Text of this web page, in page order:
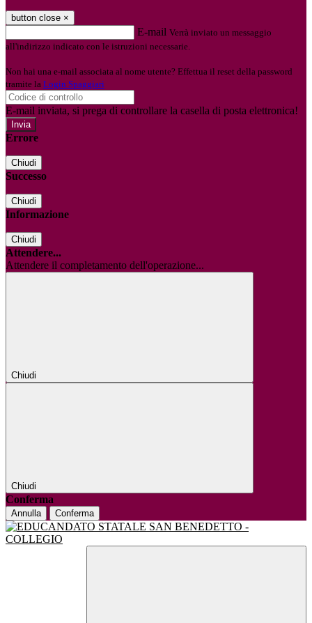
button close ×
E-mail Verrà inviato un messaggio
all'indirizzo indicato con le istruzioni necessarie.
Non hai una e-mail associata al nome utente? Effettua il reset della password
tramite la Login Spaggiari
E-mail inviata, si prega di controllare la casella di posta elettronica!
Errore
Chiudi
Successo
Chiudi
Informazione
Chiudi
Attendere...
Attendere il completamento dell'operazione...
Chiudi
Chiudi
Conferma
Annulla Conferma